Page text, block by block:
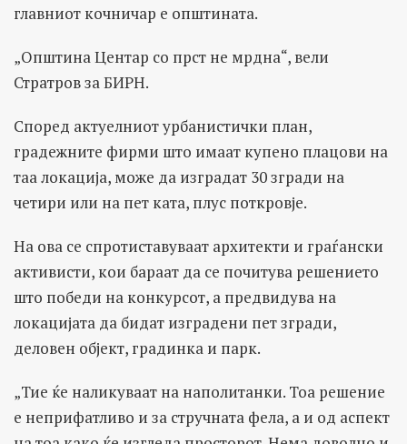
главниот кочничар е општината.
„Општина Центар со прст не мрдна“, вели
Стратров за БИРН.
Според актуелниот урбанистички план,
градежните фирми што имаат купено плацови на
таа локација, може да изградат 30 згради на
четири или на пет ката, плус поткровје.
На ова се спротиставуваат архитекти и граѓански
активисти, кои бараат да се почитува решението
што победи на конкурсот, а предвидува на
локацијата да бидат изградени пет згради,
деловен објект, градинка и парк.
„Тие ќе наликуваат на наполитанки. Тоа решение
е неприфатливо и за стручната фела, а и од аспект